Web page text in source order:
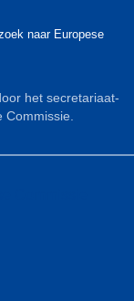
naar Europese
het secretariaat-